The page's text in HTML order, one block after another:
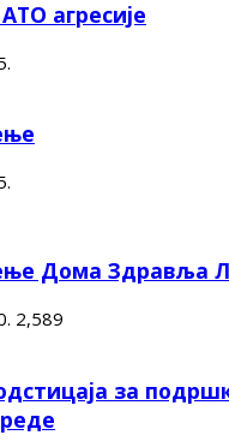
агресије
Дома Здравља
2,589
за